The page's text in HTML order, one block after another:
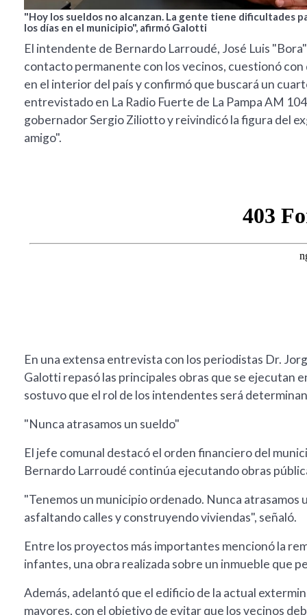
"Hoy los sueldos no alcanzan. La gente tiene dificultades
los días en el municipio", afirmó Galotti
El intendente de Bernardo Larroudé, José Luis
contacto permanente con los vecinos, cuestionó
en el interior del país y confirmó que buscará un
entrevistado en La Radio Fuerte de La Pampa AM
gobernador Sergio Ziliotto y reivindicó la figura del
amigo".
En una extensa entrevista con los periodistas Dr.
Galotti repasó las principales obras que se ejecutan
sostuvo que el rol de los intendentes será
"Nunca atrasamos un sueldo"
El jefe comunal destacó el orden financiero del
Bernardo Larroudé continúa ejecutando obras
"Tenemos un municipio ordenado. Nunca
asfaltando calles y construyendo viviendas", señaló.
Entre los proyectos más importantes mencionó la
infantes, una obra realizada sobre un inmueble que
Además, adelantó que el edificio de la actual
mayores, con el objetivo de evitar que los vecinos